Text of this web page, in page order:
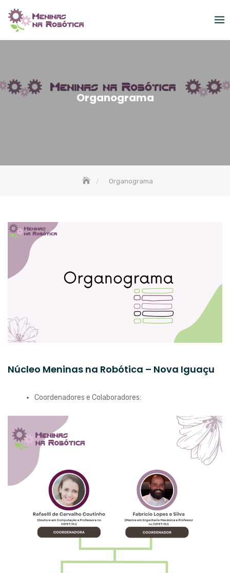
content
Organograma
Organograma
Núcleo Meninas na Robótica – Nova Iguaçu
Coordenadores e Colaboradores: